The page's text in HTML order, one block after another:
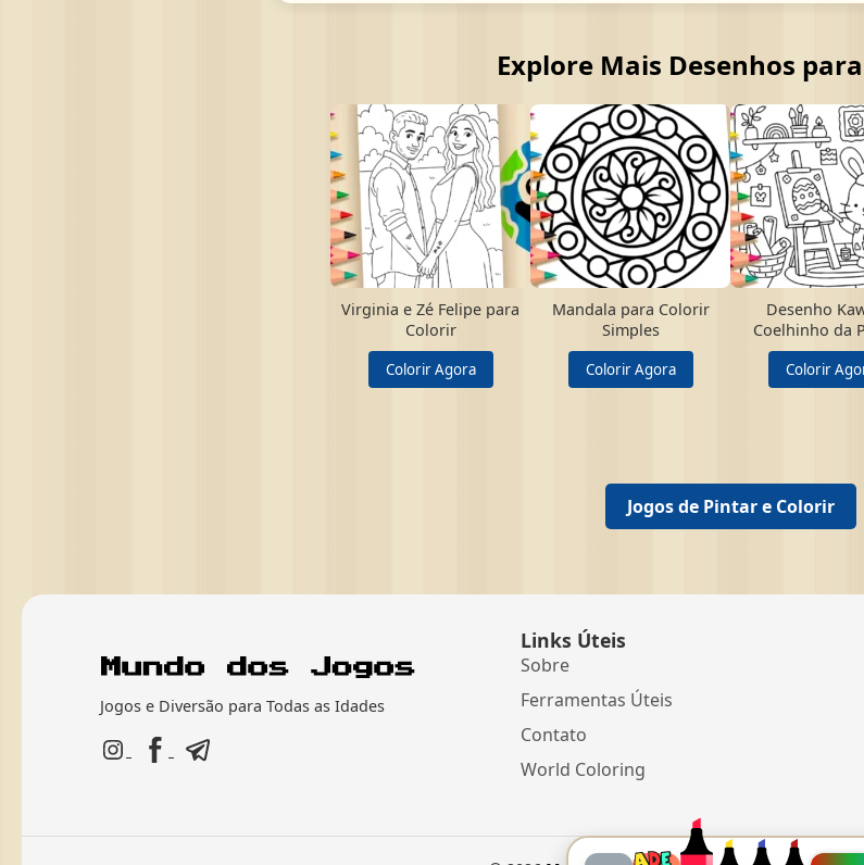
Explore Mais Desenhos
Virginia e Zé Felipe para
Colorir
Colorir Agora
Mandala para Colorir
Simples
Colorir Agora
Desenho
Coelhinho da
Colorir
Jogos de Pintar e Colorir
Jogos e Diversão para Todas as Idades
Links Úteis
Sobre
Ferramentas Úteis
Contato
World Coloring